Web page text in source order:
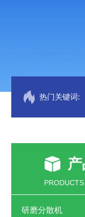
热门关键词:
研磨分散机